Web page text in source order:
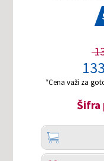
*Cena važi za
Šifra
Količina
Dodaj
korpu
Dodaj